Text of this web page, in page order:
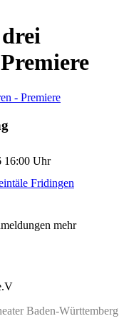
16:00 Uhr
Fridingen
mehr
Baden-Württemberg